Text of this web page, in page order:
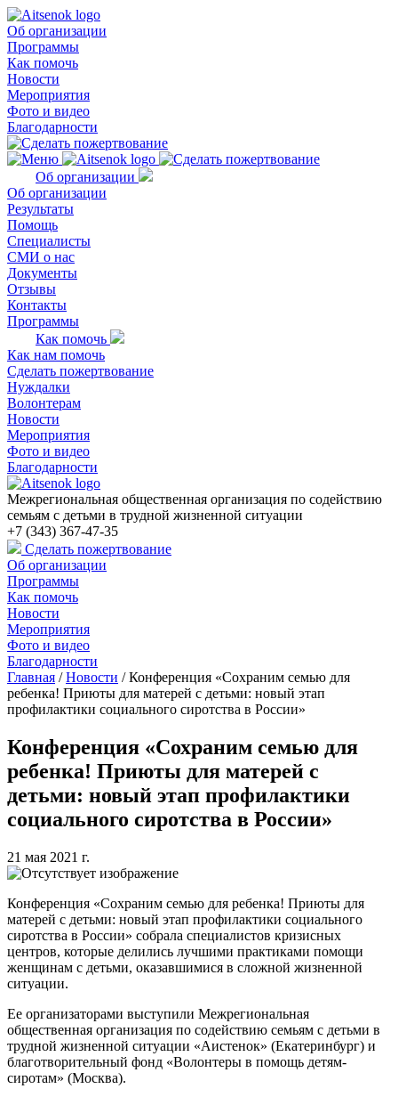
Об организации
Программы
Как помочь
Новости
Мероприятия
Фото и видео
Благодарности
Об организации
Об организации
Результаты
Помощь
Специалисты
СМИ о нас
Документы
Отзывы
Контакты
Программы
Как помочь
Как нам помочь
Сделать пожертвование
Нуждалки
Волонтерам
Новости
Мероприятия
Фото и видео
Благодарности
Межрегиональная общественная организация по содействию
семьям с детьми в трудной жизненной ситуации
+7 (343) 367-47-35
Сделать пожертвование
Об организации
Программы
Как помочь
Новости
Мероприятия
Фото и видео
Благодарности
Главная /Новости /Конференция «Сохраним семью для
ребенка! Приюты для матерей с детьми: новый этап
профилактики социального сиротства в России»
Конференция «Сохраним семью для
ребенка! Приюты для матерей с
детьми: новый этап профилактики
социального сиротства в России»
21 мая 2021 г.
Конференция «Сохраним семью для ребенка! Приюты для
матерей с детьми: новый этап профилактики социального
сиротства в России» собрала специалистов кризисных
центров, которые делились лучшими практиками помощи
женщинам с детьми, оказавшимися в сложной жизненной
ситуации.
Ее организаторами выступили Межрегиональная
общественная организация по содействию семьям с детьми в
трудной жизненной ситуации «Аистенок» (Екатеринбург) и
благотворительный фонд «Волонтеры в помощь детям-
сиротам» (Москва).